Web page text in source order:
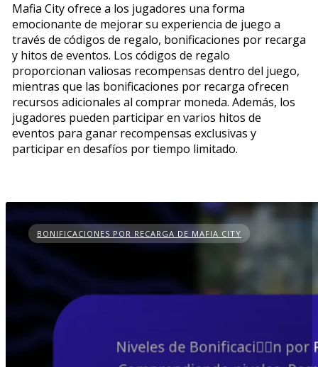
Mafia City ofrece a los jugadores una forma
emocionante de mejorar su experiencia de juego a
través de códigos de regalo, bonificaciones por recarga
y hitos de eventos. Los códigos de regalo
proporcionan valiosas recompensas dentro del juego,
mientras que las bonificaciones por recarga ofrecen
recursos adicionales al comprar moneda. Además, los
jugadores pueden participar en varios hitos de
eventos para ganar recompensas exclusivas y
participar en desafíos por tiempo limitado.
BONIFICACIONES POR RECARGA DE MAFIA CITY